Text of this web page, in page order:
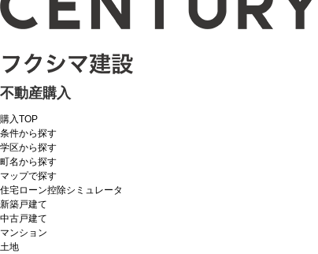
不動産購入
購入TOP
条件から探す
学区から探す
町名から探す
マップで探す
住宅ローン控除シミュレータ
新築戸建て
中古戸建て
マンション
土地